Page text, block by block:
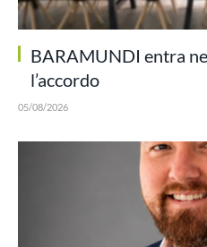
BARAMUNDI entra
l’accordo
05/08/2026